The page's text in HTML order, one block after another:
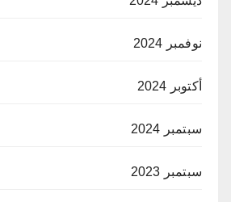
نوفمبر 2024
أكتوبر 2024
سبتمبر 2024
سبتمبر 2023